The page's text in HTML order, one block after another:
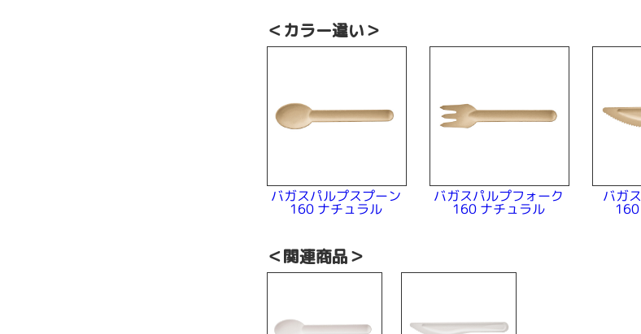
＜カラー違い＞
バガスパルプスプーン
160 ナチュラル
バガスパルプフォーク
160 ナチュラル
バガ
＜関連商品＞